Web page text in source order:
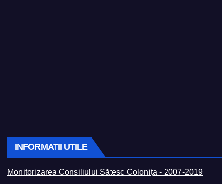
INFORMATII UTILE
Monitorizarea Consiliului Sătesc Colonița - 2007-2019